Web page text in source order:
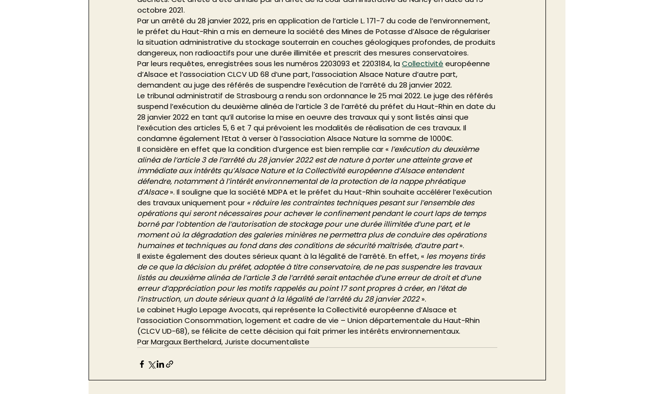
octobre 2021.
Par un arrêté du 28 janvier 2022, pris en application de l’article L. 171-7 du code de l’environnement,
le préfet du Haut-Rhin a mis en demeure la société des Mines de Potasse d’Alsace de régulariser
la situation administrative du stockage souterrain en couches géologiques profondes, de produits
dangereux, non radioactifs pour une durée illimitée et prescrit des mesures conservatoires.
Par leurs requêtes, enregistrées sous les numéros 2203093 et 2203184, la Collectivité européenne
d’Alsace et l’association CLCV UD 68 d’une part, l’association Alsace Nature d’autre part,
demandent au juge des référés de suspendre l’exécution de l’arrêté du 28 janvier 2022.
Le tribunal administratif de Strasbourg a rendu son ordonnance le 25 mai 2022. Le juge des référés
suspend l’exécution du deuxième alinéa de l’article 3 de l’arrêté du préfet du Haut-Rhin en date du
28 janvier 2022 en tant qu’il autorise la mise en oeuvre des travaux qui y sont listés ainsi que
l’exécution des articles 5, 6 et 7 qui prévoient les modalités de réalisation de ces travaux. Il
condamne également l’Etat à verser à l’association Alsace Nature la somme de 1000€.
Il considère en effet que la condition d’urgence est bien remplie car « l’exécution du deuxième
alinéa de l’article 3 de l’arrêté du 28 janvier 2022 est de nature à porter une atteinte grave et
immédiate aux intérêts qu’Alsace Nature et la Collectivité européenne d’Alsace entendent
défendre, notamment à l’intérêt environnemental de la protection de la nappe phréatique
d’Alsace ». Il souligne que la société MDPA et le préfet du Haut-Rhin souhaite accélérer l’exécution
des travaux uniquement pour « réduire les contraintes techniques pesant sur l’ensemble des
opérations qui seront nécessaires pour achever le confinement pendant le court laps de temps
borné par l’obtention de l’autorisation de stockage pour une durée illimitée d’une part, et le
moment où la dégradation des galeries minières ne permettra plus de conduire des opérations
humaines et techniques au fond dans des conditions de sécurité maîtrisée, d’autre part ».
Il existe également des doutes sérieux quant à la légalité de l’arrêté. En effet, « les moyens tirés
de ce que la décision du préfet, adoptée à titre conservatoire, de ne pas suspendre les travaux
listés au deuxième alinéa de l’article 3 de l’arrêté serait entachée d’une erreur de droit et d’une
erreur d’appréciation pour les motifs rappelés au point 17 sont propres à créer, en l’état de
l’instruction, un doute sérieux quant à la légalité de l’arrêté du 28 janvier 2022 ».
Le cabinet Huglo Lepage Avocats, qui représente la Collectivité européenne d’Alsace et
l’association Consommation, logement et cadre de vie – Union départementale du Haut-Rhin
(CLCV UD-68), se félicite de cette décision qui fait primer les intérêts environnementaux.
Par Margaux Berthelard, Juriste documentaliste